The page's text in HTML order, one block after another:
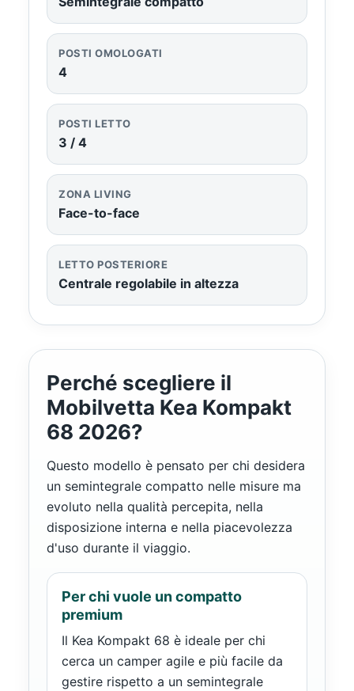
POSTI OMOLOGATI
4
POSTI LETTO
3 / 4
ZONA LIVING
Face-to-face
LETTO POSTERIORE
Centrale regolabile in altezza
Perché scegliere il
Mobilvetta Kea Kompakt
68 2026?
Questo modello è pensato per chi desidera
un semintegrale compatto nelle misure ma
evoluto nella qualità percepita, nella
disposizione interna e nella piacevolezza
d'uso durante il viaggio.
Per chi vuole un compatto
premium
Il Kea Kompakt 68 è ideale per chi
cerca un camper agile e più facile da
gestire rispetto a un semintegrale